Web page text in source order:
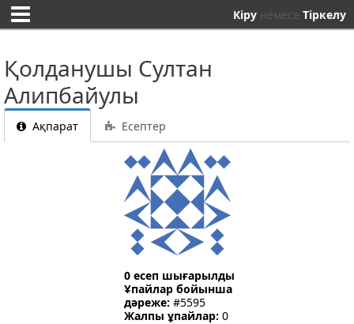
Кіру немесе Тіркелу
Қолданушы Султан
Алипбайулы
Ақпарат Есептер
0 есеп шығарылды
Ұпайлар бойынша
дәреже: #5595
Жалпы ұпайлар: 0